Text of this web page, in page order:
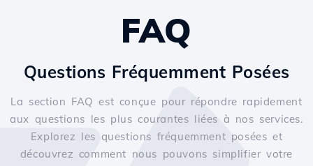
FAQ
Questions Fréquemment Posées
La section FAQ est conçue pour répondre rapidement
aux questions les plus courantes liées à nos services.
Explorez les questions fréquemment posées et
découvrez comment nous pouvons simplifier votre